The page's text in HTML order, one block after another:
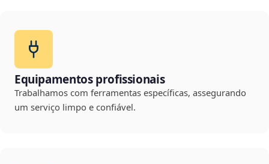
Equipamentos profissionais
Trabalhamos com ferramentas específicas, assegurando
um serviço limpo e confiável.